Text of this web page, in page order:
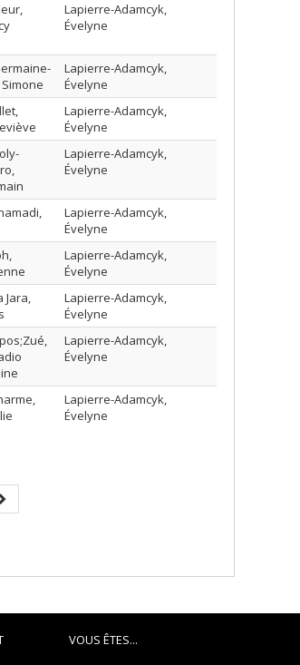
Lapierre-Adamcyk,
Évelyne
Lapierre-Adamcyk,
Évelyne
Lapierre-Adamcyk,
Évelyne
Lapierre-Adamcyk,
Évelyne
Lapierre-Adamcyk,
Évelyne
Lapierre-Adamcyk,
Évelyne
Jara,
Lapierre-Adamcyk,
Évelyne
Lapierre-Adamcyk,
Évelyne
Lapierre-Adamcyk,
Évelyne
VOUS ÊTES...